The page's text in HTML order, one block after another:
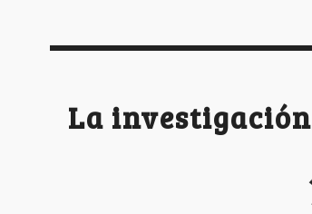
La investigación